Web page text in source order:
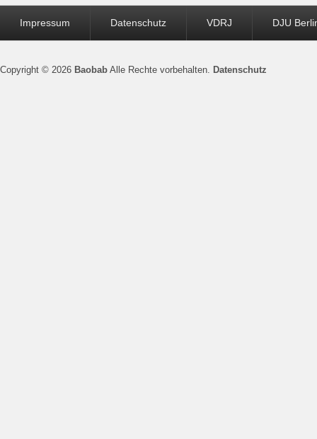
MenüImpressum Datenschutz VDRJ DJU
Copyright © 2026 Baobab Alle Rechte vorbehalten. Datenschutz